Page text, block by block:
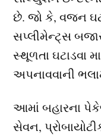
છે. જો કે, વજન
સપ્લીમેન્ટ્સ
સ્થૂળતા ઘટાડવા
અપનાવવાની
આમાં બહારના
સેવન,